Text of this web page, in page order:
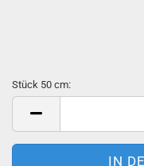
Stück 50 cm:
Stück
cm